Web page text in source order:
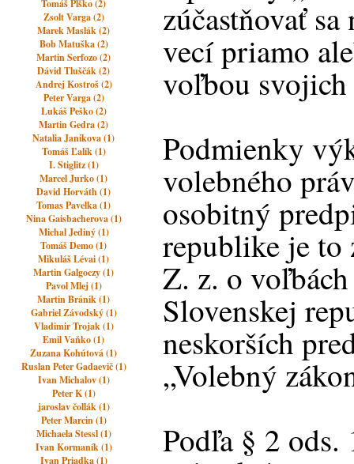
Tomáš Plško (2)
Zsolt Varga (2)
Marek Maslák (2)
Bob Matuška (2)
Martin Serfozo (2)
Dávid Tluščák (2)
Andrej Kostroš (2)
Peter Varga (2)
Lukáš Peško (2)
Martin Gedra (2)
Natalia Janikova (1)
Tomáš Ľalík (1)
I. Stiglitz (1)
Marcel Jurko (1)
David Horváth (1)
Tomas Pavelka (1)
Nina Gaisbacherova (1)
Michal Jediný (1)
Tomáš Demo (1)
Mikuláš Lévai (1)
Martin Galgoczy (1)
Pavol Mlej (1)
Martin Bránik (1)
Gabriel Závodský (1)
Vladimir Trojak (1)
Emil Vaňko (1)
Zuzana Kohútová (1)
Ruslan Peter Gadaevič (1)
Ivan Michalov (1)
Peter K (1)
jaroslav čollák (1)
Peter Marcin (1)
Michaela Stessl (1)
Ivan Kormaník (1)
Ivan Priadka (1)
zúčastňovať
vecí priamo
voľbou svojich
Podmienky
volebného
osobitný
republike je
Z. z. o
Slovenskej
neskorších
„Volebný
Podľa § 2 ods.